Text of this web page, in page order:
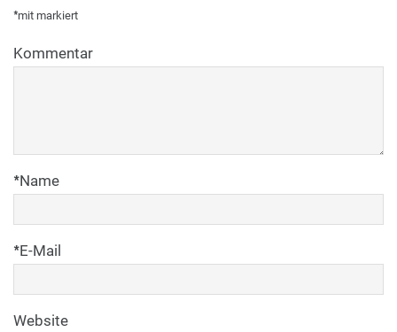
mit
* markiert
Kommentar
Name
*
E-Mail
*
Website